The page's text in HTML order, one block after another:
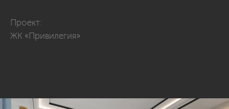
Проект:
ЖК «Привилегия»